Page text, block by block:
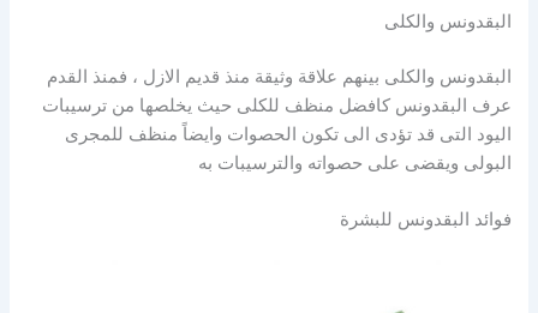
البقدونس والكلى
البقدونس والكلى بينهم علاقة وثيقة منذ قديم الازل ، فمنذ القدم
عرف البقدونس كافضل منظف للكلى حيث يخلصها من ترسيبات
اليود التى قد تؤدى الى تكون الحصوات وايضاً منظف للمجرى
البولى ويقضى على حصواته والترسيبات به
فوائد البقدونس للبشرة